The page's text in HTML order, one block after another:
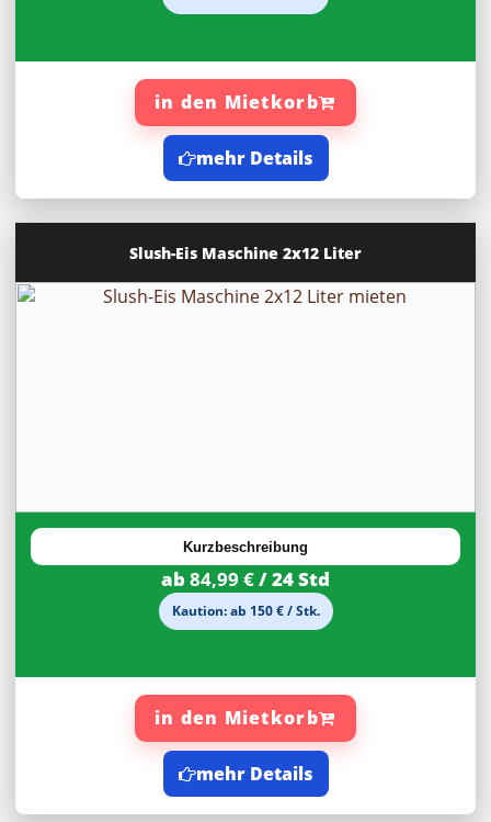
in den Mietkorb
mehr Details
Slush-Eis Maschine 2x12 Liter
20%
Rabatt Kurzbeschreibung
ab84,99 €/ 24 Std
Kaution: ab 150 € / Stk.
in den Mietkorb
mehr Details